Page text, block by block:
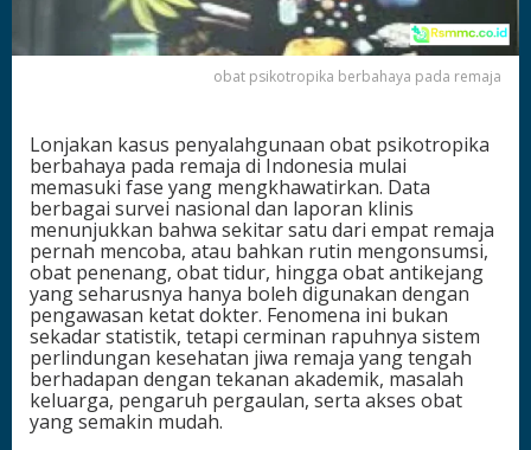
t
P
k
o
t
r
o
p
i
k
a
B
e
r
b
obat psikotropika berbahaya pada remaja
Lonjakan kasus penyalahgunaan obat psikotropika
berbahaya pada remaja di Indonesia mulai
memasuki fase yang mengkhawatirkan. Data
berbagai survei nasional dan laporan klinis
menunjukkan bahwa sekitar satu dari empat remaja
pernah mencoba, atau bahkan rutin mengonsumsi,
obat penenang, obat tidur, hingga obat antikejang
yang seharusnya hanya boleh digunakan dengan
pengawasan ketat dokter. Fenomena ini bukan
sekadar statistik, tetapi cerminan rapuhnya sistem
perlindungan kesehatan jiwa remaja yang tengah
berhadapan dengan tekanan akademik, masalah
keluarga, pengaruh pergaulan, serta akses obat
yang semakin mudah.